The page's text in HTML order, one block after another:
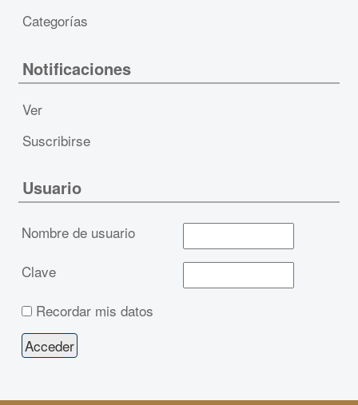
Categorías
Notificaciones
Ver
Suscribirse
Usuario
Nombre de usuario
Clave
Recordar mis datos